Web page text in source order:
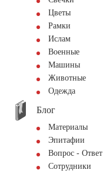
Цветы
Рамки
Ислам
Военные
Машины
Животные
Одежда
Блог
Материалы
Эпитафии
Вопрос - Ответ
Сотрудники